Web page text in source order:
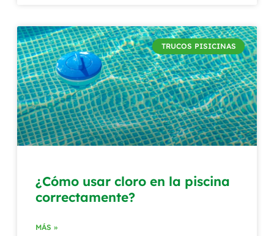
TRUCOS PISICINAS
¿Cómo usar cloro en la piscina
correctamente?
MÁS »